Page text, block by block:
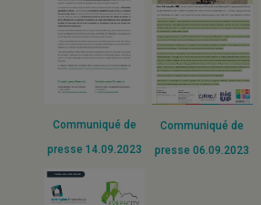
Communiqué de
presse 14.09.2023
Communiqué de
presse 06.09.2023